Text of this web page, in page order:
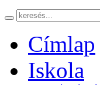
Címlap
Iskola